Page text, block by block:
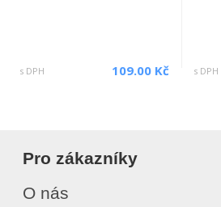
s DPH 109.00 Kč s DPH
Pro zákazníky
O nás